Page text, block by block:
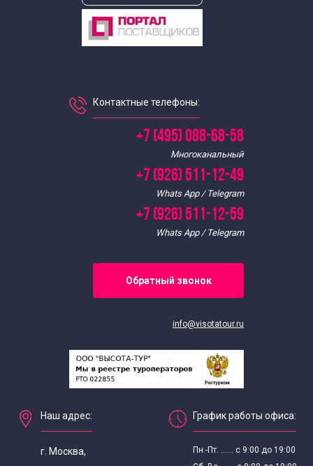
Экскурсии по Москве для школьников в декабре
Экскурсии для школьников в феврале
Экскурсии для школьников в мае
Экскурсии для школьников в марте
Экскурсии для школьников в ноябре
Экскурсии для школьников в сентябре
Экскурсии для школьников
Экскурсии для школьников 8 класса
Контактные телефоны:
+7 (495) 088-68-58
Многоканальный
+7 (926) 511-12-49
Whats App / Telegram
+7 (926) 511-12-59
Whats App / Telegram
Обратный звонок
info@visotatour.ru
Наш адрес:
г. Москва,
График работы офиса:
Пн.-Пт. ...... с 9:00 до 19:00